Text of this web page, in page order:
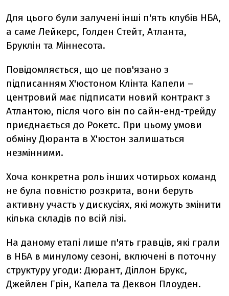
Для цього були залучені інші п'ять клубів НБА,
а саме Лейкерс, Голден Стейт, Атланта,
Бруклін та Міннесота.
Повідомляється, що це пов'язано з
підписанням Х'юстоном Клінта Капели –
центровий має підписати новий контракт з
Атлантою, після чого він по сайн-енд-трейду
приєднається до Рокетс. При цьому умови
обміну Дюранта в Х'юстон залишаться
незмінними.
Хоча конкретна роль інших чотирьох команд
не була повністю розкрита, вони беруть
активну участь у дискусіях, які можуть змінити
кілька складів по всій лізі.
На даному етапі лише п'ять гравців, які грали
в НБА в минулому сезоні, включені в поточну
структуру угоди: Дюрант, Діллон Брукс,
Джейлен Грін, Капела та Деквон Плоуден.